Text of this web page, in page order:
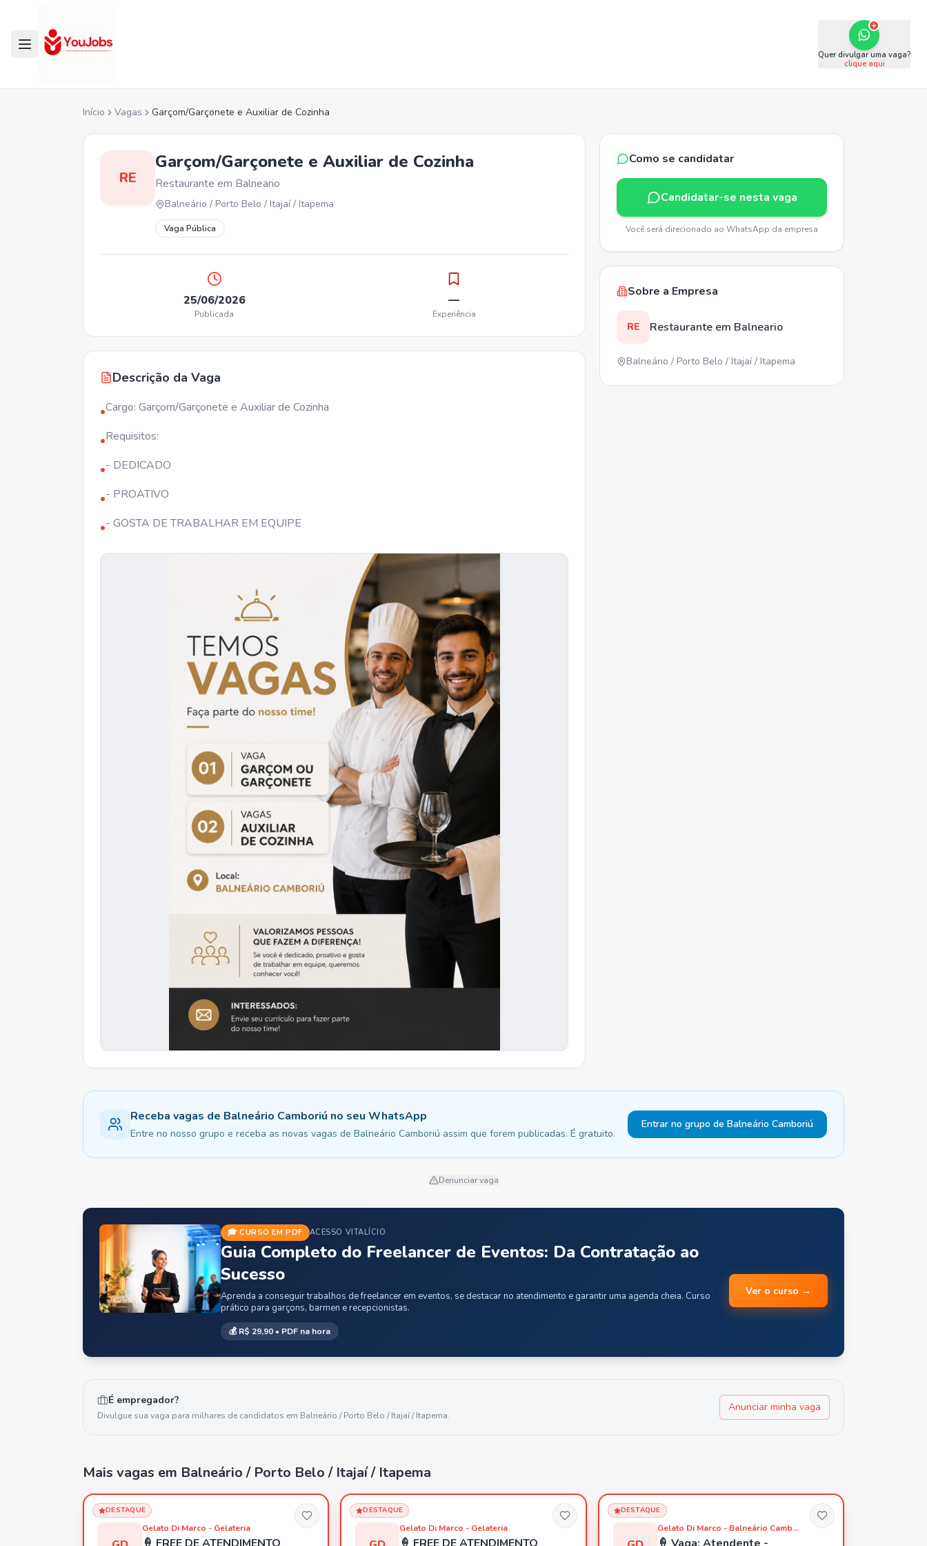
Quer divulgar uma vaga?
clique aqui
Início Vagas Garçom/Garçonete e Auxiliar de Cozinha
RE
Garçom/Garçonete e Auxiliar de Cozinha
Restaurante em Balneario
Balneário / Porto Belo / Itajaí / Itapema
Vaga Pública
25/06/2026
Publicada
—
Experiência
Descrição da Vaga
•Cargo: Garçom/Garçonete e Auxiliar de Cozinha
•Requisitos:
•- DEDICADO
•- PROATIVO
•- GOSTA DE TRABALHAR EM EQUIPE
Como se candidatar
Candidatar-se nesta vaga
Você será direcionado ao WhatsApp da empresa
Sobre a Empresa
RE Restaurante em Balneario
Balneário / Porto Belo / Itajaí / Itapema
Receba vagas de Balneário Camboriú no seu WhatsApp
Entre no nosso grupo e receba as novas vagas de Balneário Camboriú assim que forem publicadas. É gratuito.
Entrar no grupo de Balneário Camboriú
Denunciar vaga
🎓 CURSO EM PDF ACESSO VITALÍCIO
Guia Completo do Freelancer de Eventos: Da Contratação ao
Sucesso
Aprenda a conseguir trabalhos de freelancer em eventos, se destacar no atendimento e garantir uma agenda cheia. Curso
prático para garçons, barmen e recepcionistas.
💰R$ 29,90 • PDF na hora
Ver o curso →
É empregador?
Divulgue sua vaga para milhares de candidatos em Balneário / Porto Belo / Itajaí / Itapema.
Anunciar minha vaga
Mais vagas em Balneário / Porto Belo / Itajaí / Itapema
DESTAQUE
Gelato Di Marco - Gelateria
DESTAQUE
Gelato Di Marco - Gelateria
DESTAQUE
Gelato Di Marco - Balneário Camboriú